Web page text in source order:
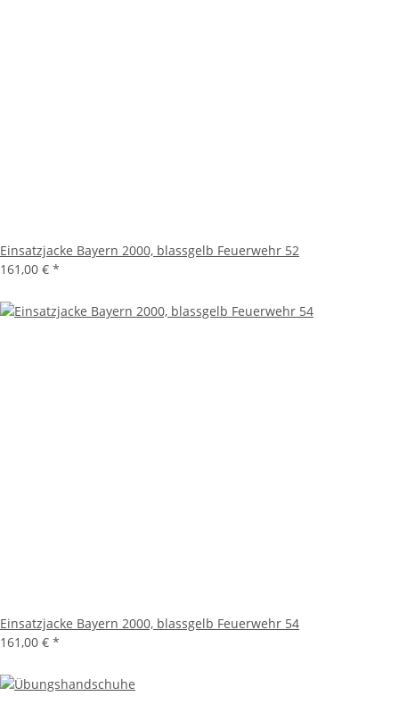
Einsatzjacke Bayern 2000, blassgelb Feuerwehr 52
161,00 € *
Einsatzjacke Bayern 2000, blassgelb Feuerwehr 54
161,00 € *